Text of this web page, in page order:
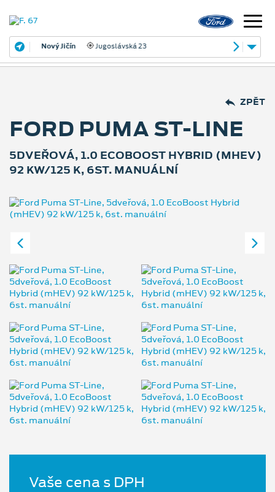
Nový Jičín Jugoslávská 23
ZPĚT
FORD PUMA ST-LINE
5DVEŘOVÁ, 1.0 ECOBOOST HYBRID (MHEV)
92 KW/125 K, 6ST. MANUÁLNÍ
Vaše cena s DPH